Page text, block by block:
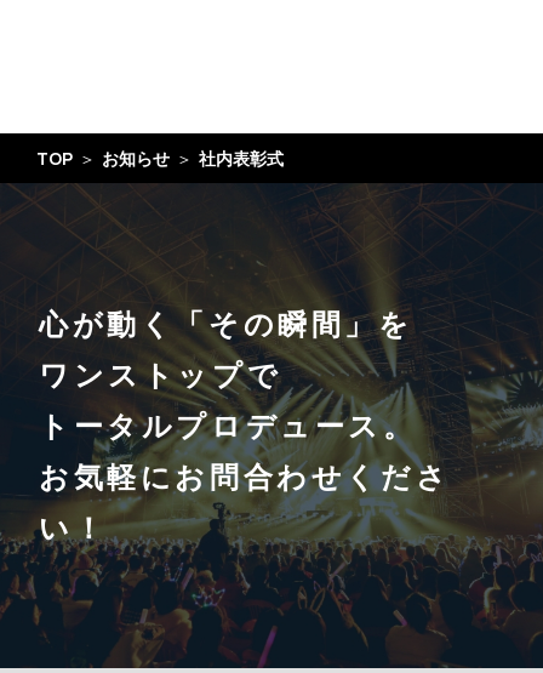
TOP お知らせ 社内表彰式
心が動く「その瞬間」を
ワンストップで
トータルプロデュース。
お気軽にお問合わせくださ
い！